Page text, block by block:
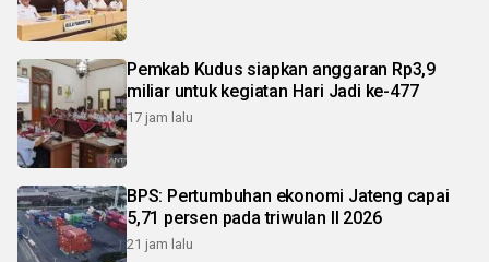
Pemkab Kudus siapkan anggaran Rp3,9
miliar untuk kegiatan Hari Jadi ke-477
17 jam lalu
BPS: Pertumbuhan ekonomi Jateng capai
5,71 persen pada triwulan II 2026
21 jam lalu